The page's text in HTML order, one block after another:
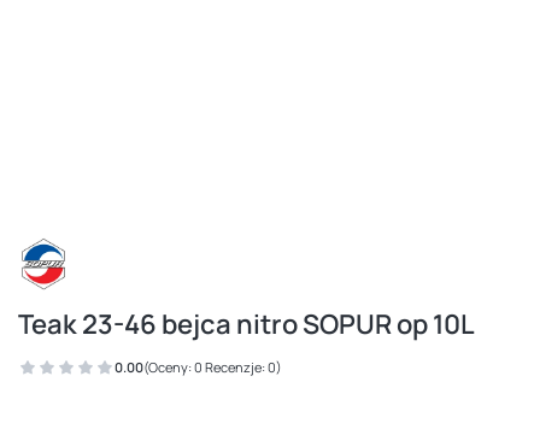
Teak 23-46 bejca nitro SOPUR op 10L
0.00(Oceny: 0 Recenzje: 0)